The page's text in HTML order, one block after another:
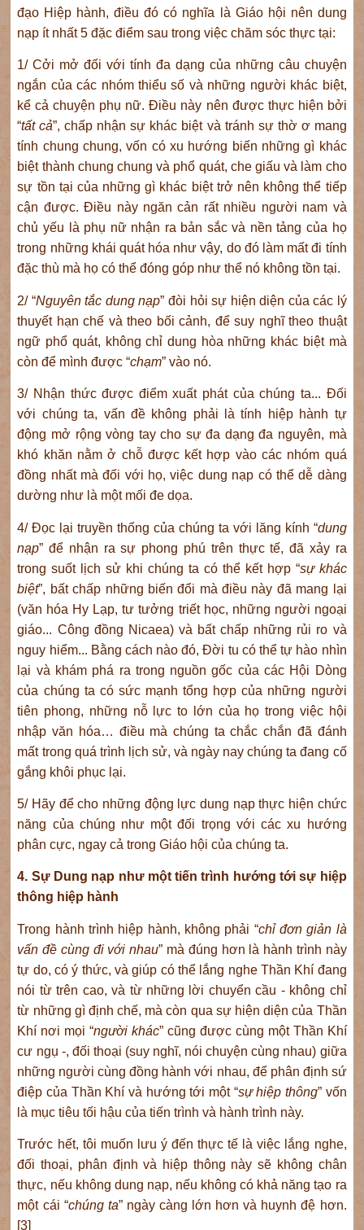
đạo Hiệp hành, điều đó có nghĩa là Giáo hội nên dung
nạp ít nhất 5 đặc điểm sau trong việc chăm sóc thực tại:
1/ Cởi mở đối với tính đa dạng của những câu chuyện
ngắn của các nhóm thiểu số và những người khác biệt,
kể cả chuyện phụ nữ. Điều này nên được thực hiện bởi
“tất cả”, chấp nhận sự khác biệt và tránh sự thờ ơ mang
tính chung chung, vốn có xu hướng biến những gì khác
biệt thành chung chung và phổ quát, che giấu và làm cho
sự tồn tại của những gì khác biệt trở nên không thể tiếp
cận được. Điều này ngăn cản rất nhiều người nam và
chủ yếu là phụ nữ nhận ra bản sắc và nền tảng của họ
trong những khái quát hóa như vậy, do đó làm mất đi tính
đặc thù mà họ có thể đóng góp như thể nó không tồn tại.
2/ “Nguyên tắc dung nạp” đòi hỏi sự hiện diện của các lý
thuyết hạn chế và theo bối cảnh, để suy nghĩ theo thuật
ngữ phổ quát, không chỉ dung hòa những khác biệt mà
còn để mình được “chạm” vào nó.
3/ Nhận thức được điểm xuất phát của chúng ta... Đối
với chúng ta, vấn đề không phải là tính hiệp hành tự
động mở rộng vòng tay cho sự đa dạng đa nguyên, mà
khó khăn nằm ở chỗ được kết hợp vào các nhóm quá
đồng nhất mà đối với họ, việc dung nạp có thể dễ dàng
dường như là một mối đe dọa.
4/ Đọc lại truyền thống của chúng ta với lăng kính “dung
nạp” để nhận ra sự phong phú trên thực tế, đã xảy ra
trong suốt lịch sử khi chúng ta có thể kết hợp “sự khác
biệt”, bất chấp những biến đổi mà điều này đã mang lại
(văn hóa Hy Lạp, tư tưởng triết học, những người ngoại
giáo... Công đồng Nicaea) và bất chấp những rủi ro và
nguy hiểm... Bằng cách nào đó, Đời tu có thể tự hào nhìn
lại và khám phá ra trong nguồn gốc của các Hội Dòng
của chúng ta có sức mạnh tổng hợp của những người
tiên phong, những nỗ lực to lớn của họ trong việc hội
nhập văn hóa… điều mà chúng ta chắc chắn đã đánh
mất trong quá trình lịch sử, và ngày nay chúng ta đang cố
gắng khôi phục lại.
5/ Hãy để cho những động lực dung nạp thực hiện chức
năng của chúng như một đối trọng với các xu hướng
phân cực, ngay cả trong Giáo hội của chúng ta.
4. Sự Dung nạp như một tiến trình hướng tới sự hiệp
thông hiệp hành
Trong hành trình hiệp hành, không phải “chỉ đơn giản là
vấn đề cùng đi với nhau” mà đúng hơn là hành trình này
tự do, có ý thức, và giúp có thể lắng nghe Thần Khí đang
nói từ trên cao, và từ những lời chuyển cầu - không chỉ
từ những gì định chế, mà còn qua sự hiện diện của Thần
Khí nơi mọi “người khác” cũng được cùng một Thần Khí
cư ngụ -, đối thoại (suy nghĩ, nói chuyện cùng nhau) giữa
những người cùng đồng hành với nhau, để phân định sứ
điệp của Thần Khí và hướng tới một “sự hiệp thông” vốn
là mục tiêu tối hậu của tiến trình và hành trình này.
Trước hết, tôi muốn lưu ý đến thực tế là việc lắng nghe,
đối thoại, phân định và hiệp thông này sẽ không chân
thực, nếu không dung nạp, nếu không có khả năng tạo ra
một cái “chúng ta” ngày càng lớn hơn và huynh đệ hơn.
[3]